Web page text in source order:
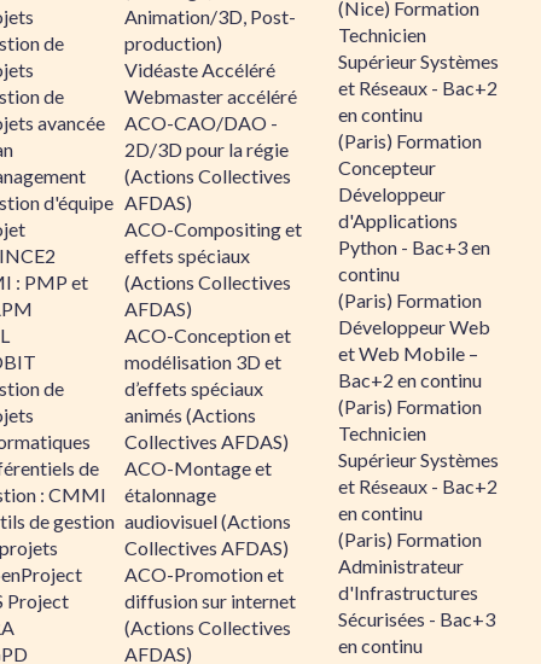
de
de
avancée
d'équipe
: PMP et
de
de
: CMMI
de gestion
Project
Animation/3D, Post-
production)
Vidéaste Accéléré
Webmaster accéléré
ACO-CAO/DAO -
2D/3D pour la régie
(Actions Collectives
AFDAS)
ACO-Compositing et
effets spéciaux
(Actions Collectives
AFDAS)
ACO-Conception et
modélisation 3D et
d’effets spéciaux
animés (Actions
Collectives AFDAS)
ACO-Montage et
étalonnage
audiovisuel (Actions
Collectives AFDAS)
ACO-Promotion et
diffusion sur internet
(Actions Collectives
AFDAS)
(Nice) Formation
Technicien
Supérieur Systèmes
et Réseaux - Bac+2
en continu
(Paris) Formation
Concepteur
Développeur
d'Applications
Python - Bac+3 en
continu
(Paris) Formation
Développeur Web
et Web Mobile –
Bac+2 en continu
(Paris) Formation
Technicien
Supérieur Systèmes
et Réseaux - Bac+2
en continu
(Paris) Formation
Administrateur
d'Infrastructures
Sécurisées - Bac+3
en continu